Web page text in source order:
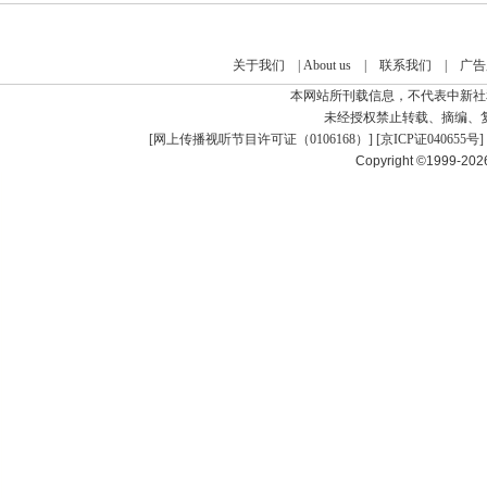
关于我们 About us| 联系我们
广
本网站所刊载信息，不代表中新
未经授权禁止转载、摘编、
[网上传播视听节目许可证（0106168） ] [京ICP证040655号]
Copyright ©1999-